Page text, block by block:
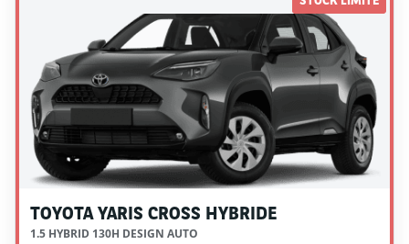
TOYOTA YARIS CROSS HYBRIDE
1.5 HYBRID 130H DESIGN AUTO